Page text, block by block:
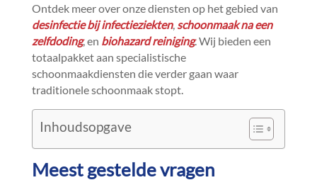
Ontdek meer over onze diensten op het gebied van
desinfectie bij infectieziekten,schoonmaak na een
zelfdoding, en biohazard reiniging.​ Wij bieden een
totaalpakket aan specialistische
schoonmaakdiensten die verder gaan waar
traditionele schoonmaak stopt.​
Inhoudsopgave
Meest gestelde vragen